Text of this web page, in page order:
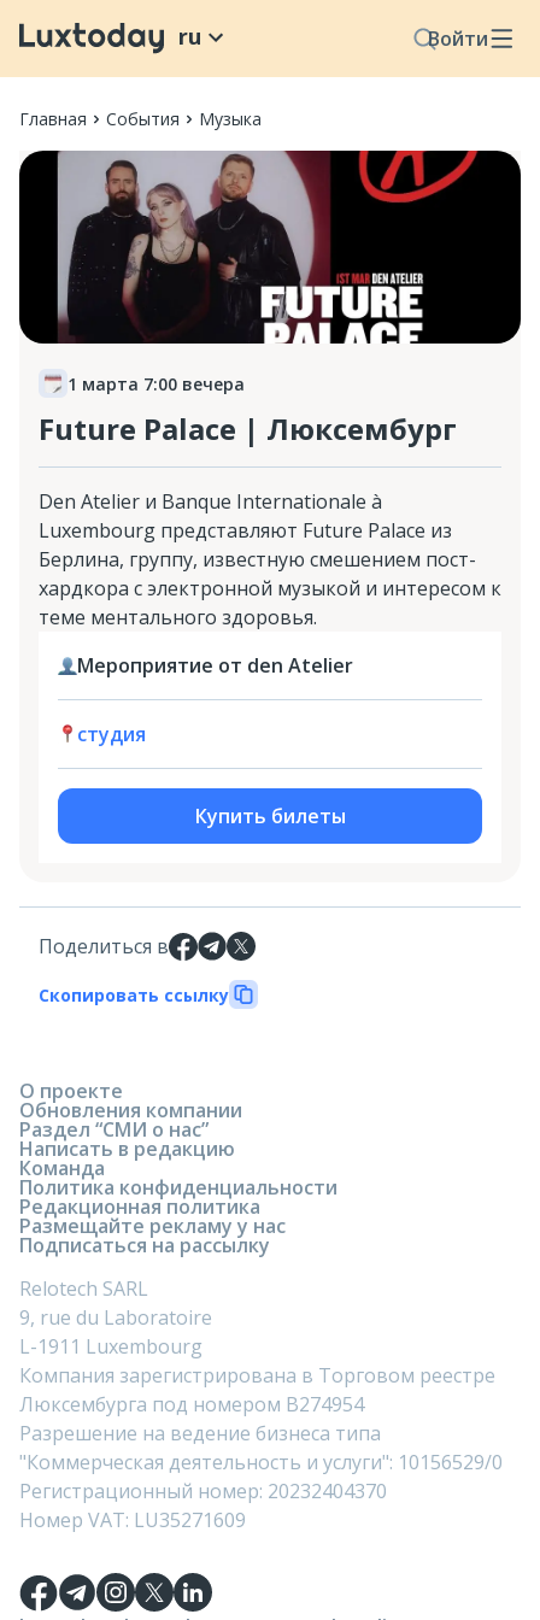
Войти
ru
Главная События Музыка
1 марта 7:00 вечера
Future Palace | Люксембург
Den Atelier и Banque Internationale à
Luxembourg представляют Future Palace из
Берлина, группу, известную смешением пост-
хардкора с электронной музыкой и интересом к
теме ментального здоровья.
Мероприятие от den Atelier
студия
Купить билеты
Поделиться в
Скопировать ссылку
О проекте
Обновления компании
Раздел “СМИ о нас”
Написать в редакцию
Команда
Политика конфиденциальности
Редакционная политика
Размещайте рекламу у нас
Подписаться на рассылку
Relotech SARL
9, rue du Laboratoire
L-1911 Luxembourg
Компания зарегистрирована в Торговом реестре
Люксембурга под номером B274954
Разрешение на ведение бизнеса типа
"Коммерческая деятельность и услуги": 10156529/0
Регистрационный номер: 20232404370
Номер VAT: LU35271609